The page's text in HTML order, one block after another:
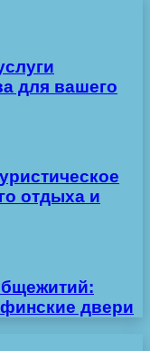
для вашего
отдыха и
двери